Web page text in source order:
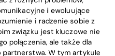
i ewoluujące
i radzenie sobie z
związku jest kluczowe nie
połączenia, ale także dla
partnerstwa. W tym artykule